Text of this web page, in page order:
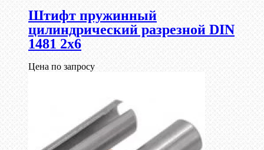
Штифт пружинный
цилиндрический разрезной DIN
1481 2х6
Цена по запросу